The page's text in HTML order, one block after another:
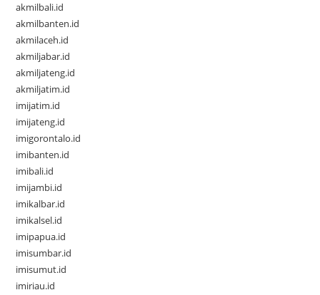
akmilbali.id
akmilbanten.id
akmilaceh.id
akmiljabar.id
akmiljateng.id
akmiljatim.id
imijatim.id
imijateng.id
imigorontalo.id
imibanten.id
imibali.id
imijambi.id
imikalbar.id
imikalsel.id
imipapua.id
imisumbar.id
imisumut.id
imiriau.id